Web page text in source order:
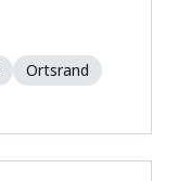
Ortsrand